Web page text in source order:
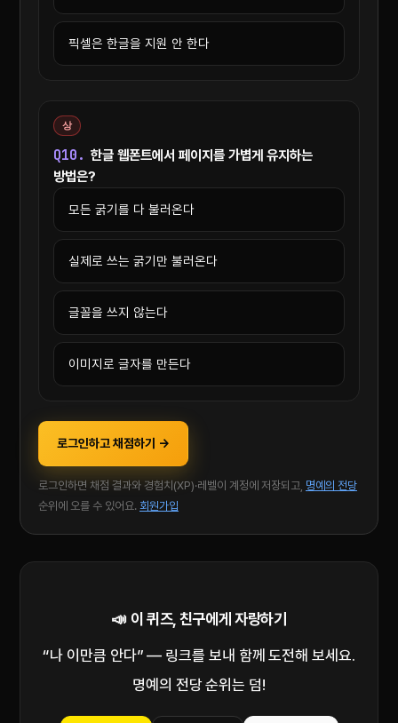
픽셀은 한글을 지원 안 한다
상
Q10. 한글 웹폰트에서 페이지를 가볍게 유지하는
방법은?
모든 굵기를 다 불러온다
실제로 쓰는 굵기만 불러온다
글꼴을 쓰지 않는다
이미지로 글자를 만든다
로그인하고 채점하기 →
로그인하면 채점 결과와 경험치(XP)·레벨이 계정에 저장되고, 명예의 전당
순위에 오를 수 있어요. 회원가입
📣 이 퀴즈, 친구에게 자랑하기
“나 이만큼 안다” — 링크를 보내 함께 도전해 보세요.
명예의 전당 순위는 덤!